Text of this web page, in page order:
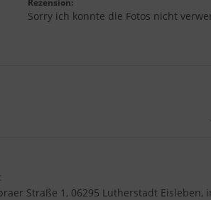
Rezension:
Sorry ich konnte die Fotos nicht
Straße 1, 06295 Lutherstadt Eisleben,